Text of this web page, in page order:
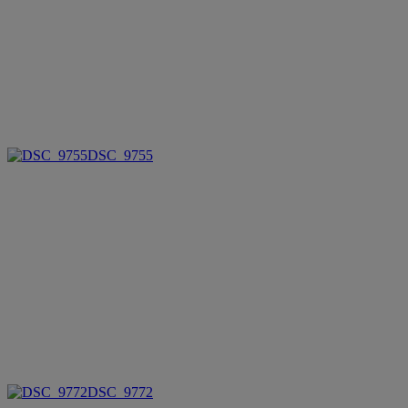
DSC_9755
DSC_9772